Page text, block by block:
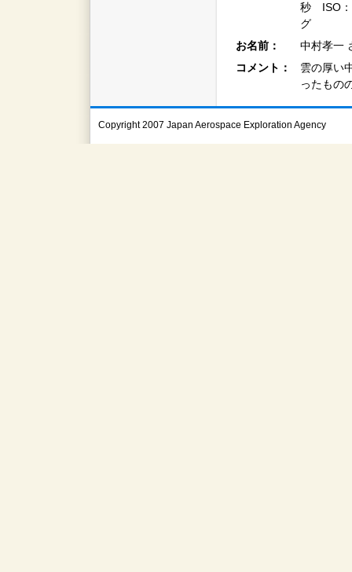
秒 ISO：
グ
お名前：
中村孝一
コメント：
雲の厚い
ったもの
Copyright 2007 Japan Aerospace Exploration Agency